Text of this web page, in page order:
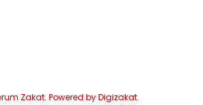
Zakat. Powered by Digizakat.